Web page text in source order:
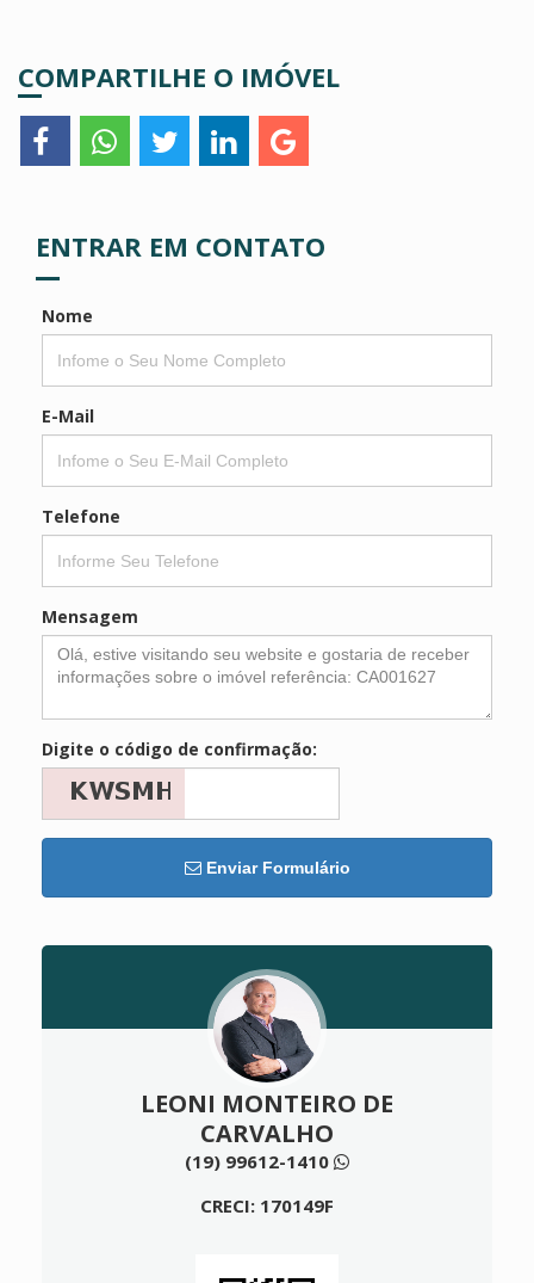
COMPARTILHE O IMÓVEL
ENTRAR EM CONTATO
Nome
E-Mail
Telefone
Mensagem
Digite o código de confirmação:
Enviar Formulário
LEONI MONTEIRO DE
CARVALHO
(19) 99612-1410
CRECI: 170149F